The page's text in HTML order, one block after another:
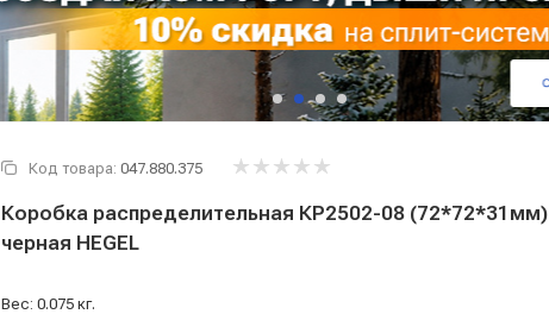
Код товара: 047.880.375
Коробка распределительная КР2502-08 (72*72*31мм)
черная HEGEL
Вес: 0.075 кг.